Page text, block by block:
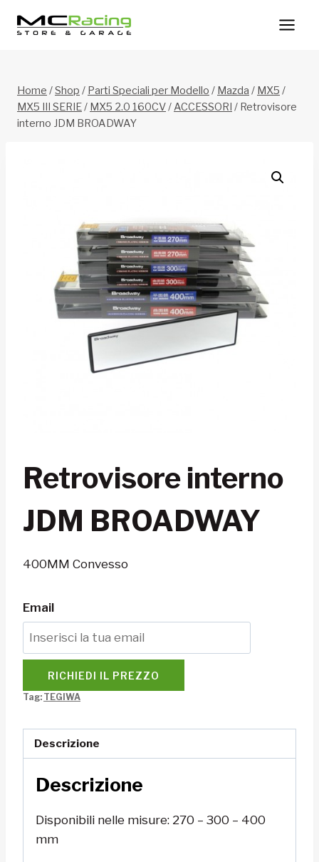
Home /Shop / Parti Speciali per Modello / Mazda / MX5 /
MX5 III SERIE/ MX5 2.0 160CV/ACCESSORI / Retrovisore
interno JDM BROADWAY
Retrovisore interno
JDM BROADWAY
400MM Convesso
Email
RICHIEDI IL PREZZO
Tag: TEGIWA
Descrizione
Descrizione
Disponibili nelle misure: 270 – 300 – 400
mm